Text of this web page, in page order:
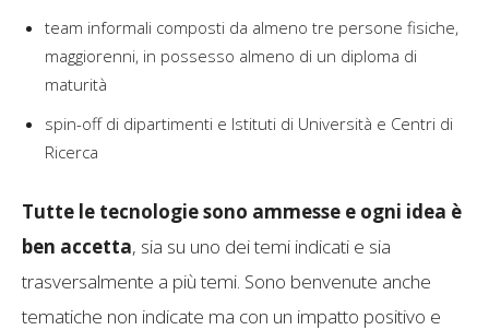
team informali composti da almeno tre persone fisiche,
maggiorenni, in possesso almeno di un diploma di
maturità
spin-off di dipartimenti e Istituti di Università e Centri di
Ricerca
Tutte le tecnologie sono ammesse e ogni idea è
ben accetta, sia su uno dei temi indicati e sia
trasversalmente a più temi. Sono benvenute anche
tematiche non indicate ma con un impatto positivo e